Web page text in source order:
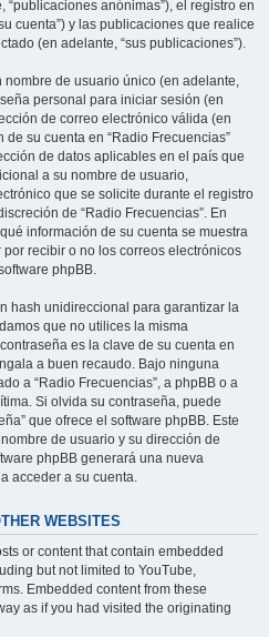
anónimas”), el registro en
cuenta”) y las publicaciones que realice
(en adelante, “sus publicaciones”).
de usuario único (en adelante,
personal para iniciar sesión (en
de correo electrónico válida (en
de su cuenta en “Radio Frecuencias”
de datos aplicables en el país que
a su nombre de usuario,
que se solicite durante el registro
de “Radio Frecuencias”. En
información de su cuenta se muestra
recibir o no los correos electrónicos
phpBB.
hash unidireccional para garantizar la
que no utilices la misma
es la clave de su cuenta en
a buen recaudo. Bajo ninguna
a “Radio Frecuencias”, a phpBB o a
Si olvida su contraseña, puede
que ofrece el software phpBB. Este
de usuario y su dirección de
phpBB generará una nueva
acceder a su cuenta.
WEBSITES
or content that contain embedded
but not limited to YouTube,
Embedded content from these
as if you had visited the originating